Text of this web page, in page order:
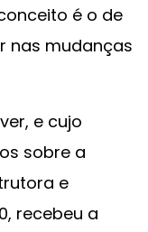
é o de
nas mudanças
e cujo
sobre a
e
recebeu a